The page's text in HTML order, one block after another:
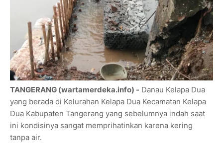
TANGERANG (wartamerdeka.info) - Danau Kelapa Dua
yang berada di Kelurahan Kelapa Dua Kecamatan Kelapa
Dua Kabupaten Tangerang yang sebelumnya indah saat
ini kondisinya sangat memprihatinkan karena kering
tanpa air.